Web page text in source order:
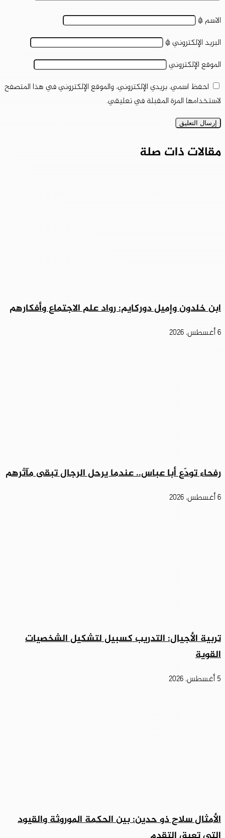
الاسم*
البريد الإلكتروني*
الموقع الإلكتروني
احفظ اسمي، بريدي الإلكتروني، والموقع الإلكتروني في هذا المتصفح
لاستخدامها المرة المقبلة في تعليقي.
مقالات ذات صلة
ابن خلدون وإميل دوركايم: رواد علم الاجتماع وأفكارهم
6 أغسطس، 2026
رفحاء تودّع أبا عباس.. عندما يرحل الرجال تبقى مآثرهم
6 أغسطس، 2026
تربية الأجيال: التدريب كسبيل لتشكيل الشخصيات
القوية
5 أغسطس، 2026
الأمثال سلاح ذو حدين: بين الحكمة الموروثة والقيود